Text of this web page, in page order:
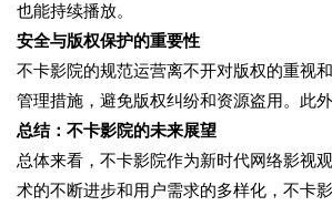
也能持续播放。
安全与版权保护的重要性
不卡影院的规范运营离不开对版权的重视
管理措施，避免版权纠纷和资源盗用。此
总结：不卡影院的未来展望
总体来看，不卡影院作为新时代网络影视
术的不断进步和用户需求的多样化，不卡